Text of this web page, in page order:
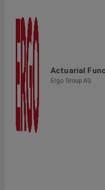
Actuarial
Ergo Group AG